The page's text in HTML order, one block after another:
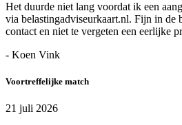
Het duurde niet lang voordat ik een
via belastingadviseurkaart.nl. Fijn in de
contact en niet te vergeten een eerlijke
- Koen Vink
Voortreffelijke match
21 juli 2026